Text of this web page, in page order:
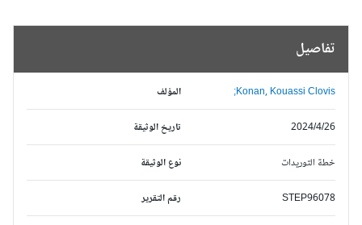
تفاصيل
المؤلف Konan, Kouassi Clovis;
تاريخ الوثيقة 2024/4/26
نوع الوثيقة خطة التوريدات
رقم التقرير STEP96078